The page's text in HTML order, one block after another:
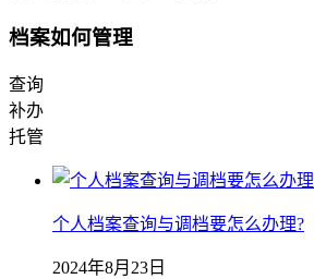
档案如何管理
查询
补办
托管
个人档案查询与调档要怎么办理?
2024年8月23日